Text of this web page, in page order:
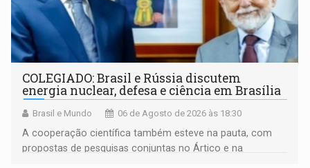
COLEGIADO: Brasil e Rússia discutem
energia nuclear, defesa e ciência em Brasília
Brasil e Mundo 06 de Agosto de 2026 às 18:30
A cooperação científica também esteve na pauta, com
propostas de pesquisas conjuntas no Ártico e na